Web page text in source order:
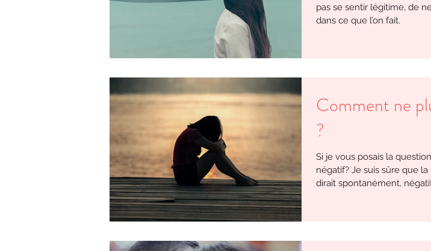
pas se sentir légitime, de
dans ce que l’on fait.
Comment ne
?
Si je vous posais la
négatif? Je suis sûre que
dirait spontanément,